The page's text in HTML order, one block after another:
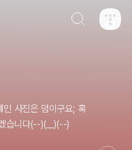
사진은 덤이구요; 혹
습니다(--)(__)(--)